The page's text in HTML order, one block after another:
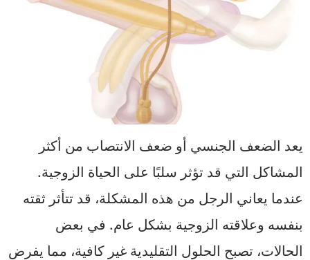
يعد الضعف الجنسي أو ضعف الانتصاب من أكثر
المشاكل التي قد تؤثر سلبًا على الحياة الزوجية.
عندما يعاني الرجل من هذه المشكلة، قد تتأثر ثقته
بنفسه وعلاقته الزوجية بشكل عام. في بعض
الحالات، تصبح الحلول التقليدية غير كافية، مما يفرض